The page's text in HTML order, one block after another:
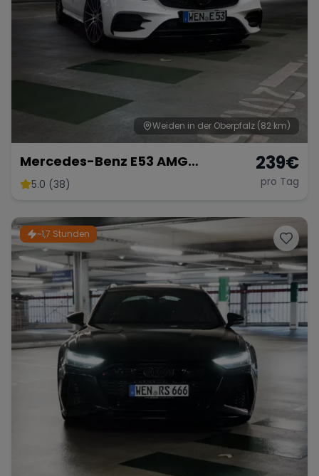
Weiden in der Oberpfalz (82 km)
Mercedes-Benz E53 AMG
Performance
5.0 (38)
239€
pro Tag
~1,7 Stunden